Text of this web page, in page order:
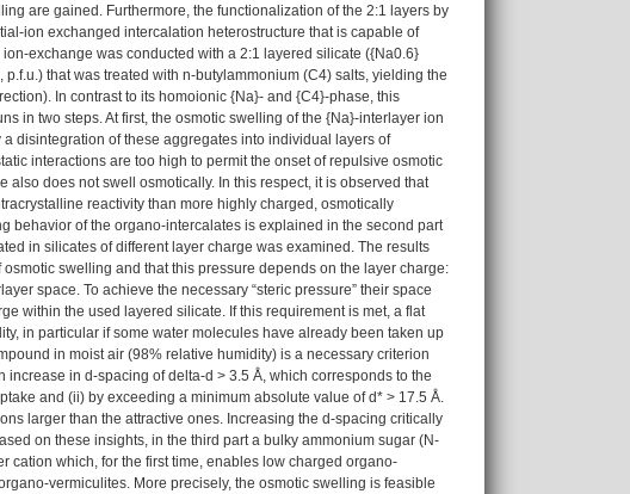
are gained. Furthermore, the functionalization of the 2:1 layers by
ion exchanged intercalation heterostructure that is capable of
exchange was conducted with a 2:1 layered silicate ({Na0.6}
that was treated with n-butylammonium (C4) salts, yielding the
In contrast to its homoionic {Na}- and {C4}-phase, this
in two steps. At first, the osmotic swelling of the {Na}-interlayer ion
a disintegration of these aggregates into individual layers of
interactions are too high to permit the onset of repulsive osmotic
does not swell osmotically. In this respect, it is observed that
reactivity than more highly charged, osmotically
behavior of the organo-intercalates is explained in the second part
in silicates of different layer charge was examined. The results
swelling and that this pressure depends on the layer charge:
space. To achieve the necessary “steric pressure” their space
within the used layered silicate. If this requirement is met, a flat
in particular if some water molecules have already been taken up
in moist air (98% relative humidity) is a necessary criterion
in d-spacing of delta-d > 3.5 Å, which corresponds to the
and (ii) by exceeding a minimum absolute value of d* > 17.5 Å.
larger than the attractive ones. Increasing the d-spacing critically
on these insights, in the third part a bulky ammonium sugar (N-
which, for the first time, enables low charged organo-
vermiculites. More precisely, the osmotic swelling is feasible